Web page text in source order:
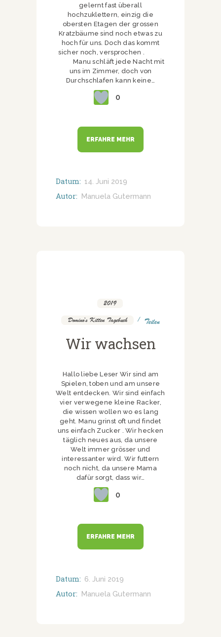
gelernt fast überall
hochzuklettern, einzig die
obersten Etagen der grossen
Kratzbäume sind noch etwas zu
hoch für uns. Doch das kommt
sicher noch, versprochen .
Manu schläft jede Nacht mit
uns im Zimmer, doch von
Durchschlafen kann keine…
0
ERFAHRE MEHR
Datum: 14. Juni 2019
Autor: Manuela Gutermann
2019
Domino's Kitten Tagebuch Teilen
Wir wachsen
Hallo liebe Leser Wir sind am
Spielen, toben und am unsere
Welt entdecken. Wir sind einfach
vier verwegene kleine Racker,
die wissen wollen wo es lang
geht. Manu grinst oft und findet
uns einfach Zucker . Wir hecken
täglich neues aus, da unsere
Welt immer grösser und
interessanter wird. Wir futtern
noch nicht, da unsere Mama
dafür sorgt, dass wir…
0
ERFAHRE MEHR
Datum: 6. Juni 2019
Autor: Manuela Gutermann